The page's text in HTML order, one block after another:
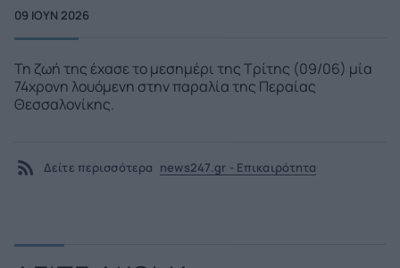
09 ΙΟΥΝ 2026
Τη ζωή της έχασε το μεσημέρι της Τρίτης (09/06) μία
74χρονη λουόμενη στην παραλία της Περαίας
Θεσσαλονίκης.
Δείτε περισσότερα news247.gr - Επικαιρότητα